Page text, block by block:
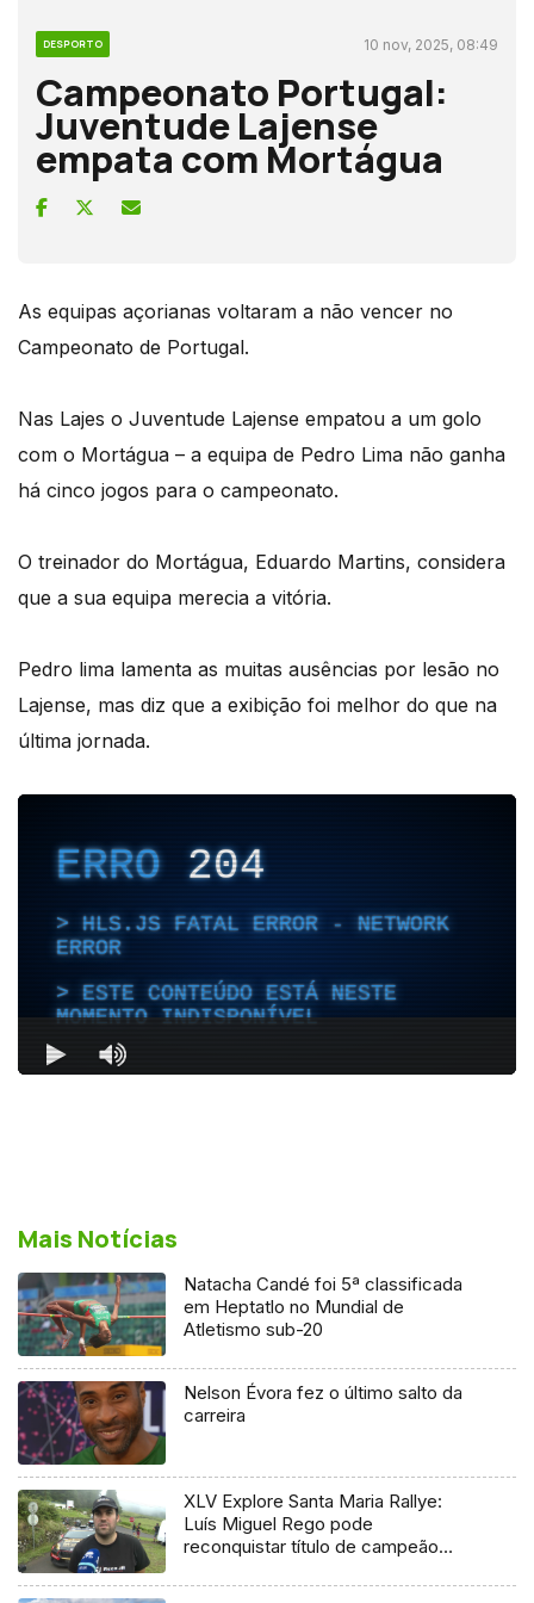
DESPORTO 10 nov, 2025, 08:49
Campeonato Portugal:
Juventude Lajense
empata com Mortágua
As equipas açorianas voltaram a não vencer no
Campeonato de Portugal.
Nas Lajes o Juventude Lajense empatou a um golo
com o Mortágua – a equipa de Pedro Lima não ganha
há cinco jogos para o campeonato.
O treinador do Mortágua, Eduardo Martins, considera
que a sua equipa merecia a vitória.
Pedro lima lamenta as muitas ausências por lesão no
Lajense, mas diz que a exibição foi melhor do que na
última jornada.
Mais Notícias
Natacha Candé foi 5ª classificada
em Heptatlo no Mundial de
Atletismo sub-20
Nelson Évora fez o último salto da
carreira
XLV Explore Santa Maria Rallye:
Luís Miguel Rego pode
reconquistar título de campeão